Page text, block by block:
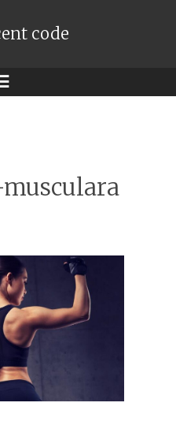
code
Meniu